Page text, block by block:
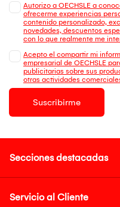
Autorizo a OECHSLE a
ofrecerme experiencias
contenido personalizado,
novedades, descuentos
con lo que realmente me
Acepto el compartir mi
empresarial de OECHSLE
publicitarias sobre sus
otras actividades
Suscribirme
Secciones destacadas
Servicio al Cliente